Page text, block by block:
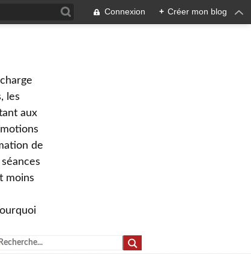
Connexion + Créer mon blog
les
aux
de
moins